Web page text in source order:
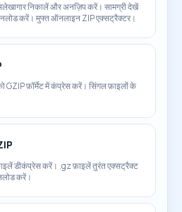
निकालें और अनज़िप करें। सामग्री देखें
करें। मुफ्त ऑनलाइन ZIP एक्सट्रैक्टर।
GZIP फ़ॉर्मेट में कंप्रेस करें। सिंगल फ़ाइलों के
डीकंप्रेस करें। .gz फ़ाइलें तुरंत एक्सट्रैक्ट
करें।